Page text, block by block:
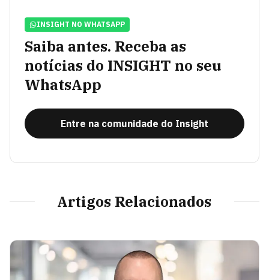
INSIGHT NO WHATSAPP
Saiba antes. Receba as
notícias do INSIGHT no seu
WhatsApp
Entre na comunidade do Insight
Artigos Relacionados